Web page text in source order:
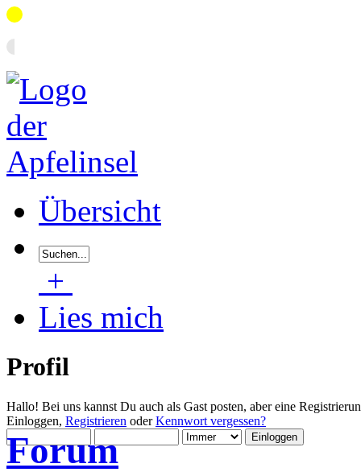
Übersicht
+
Lies mich
Profil
Hallo! Bei uns kannst Du auch als Gast posten, aber eine
Einloggen, Registrieren oderKennwort vergessen?
Forum